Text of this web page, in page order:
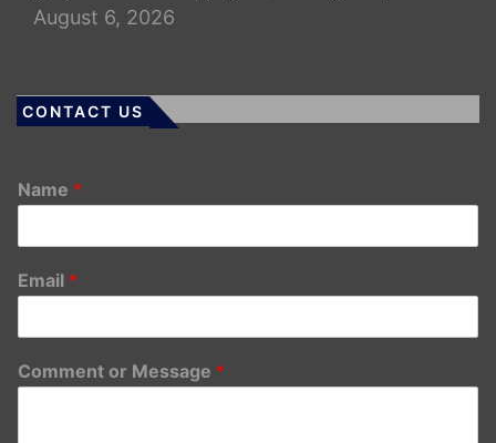
August 6, 2026
CONTACT US
Name *
Email *
Comment or Message *